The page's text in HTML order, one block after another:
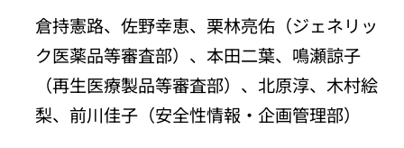
倉持憲路、佐野幸恵、栗林亮佑（ジェネリッ
ク医薬品等審査部）、本田二葉、鳴瀬諒子
（再生医療製品等審査部）、北原淳、木村絵
梨、前川佳子（安全性情報・企画管理部）